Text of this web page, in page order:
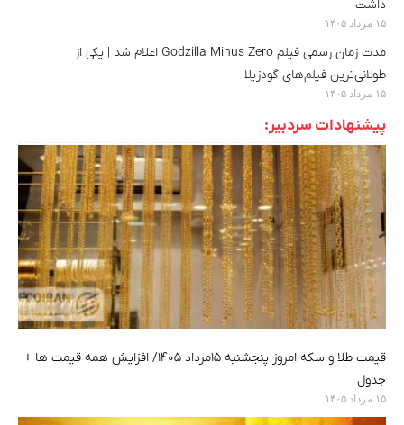
داشت
۱۵ مرداد ۱۴۰۵
مدت‌ زمان رسمی فیلم Godzilla Minus Zero اعلام شد |‌ یکی از
طولانی‌ترین فیلم‌های گودزیلا
۱۵ مرداد ۱۴۰۵
پیشنهادات سردبیر:
قیمت طلا و سکه امروز پنجشنبه ۱۵مرداد ۱۴۰۵/ افزایش همه قیمت ها +
جدول
۱۵ مرداد ۱۴۰۵